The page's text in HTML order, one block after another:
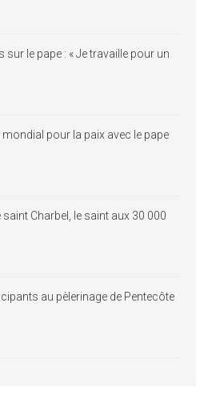
sur le pape : « Je travaille pour un
mondial pour la paix avec le pape
Charbel, le saint aux 30 000
au pèlerinage de Pentecôte